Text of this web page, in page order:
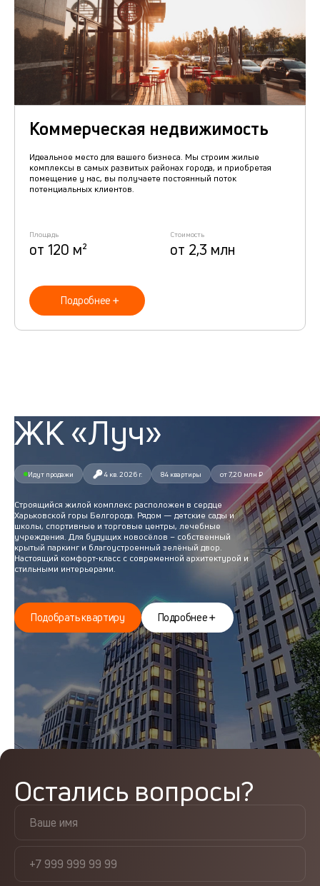
Коммерческая недвижимость
Идеальное место для вашего бизнеса. Мы строим жилые
комплексы в самых развитых районах города, и приобретая
помещение у нас, вы получаете постоянный поток
потенциальных клиентов.
Площадь
от 120 м²
Стоимость
от 2,3 млн
Подробнее
Идут продажи 4 кв. 2026 г. 84 квартиры от 7,20 млн ₽
ЖК «Луч»
Строящийся жилой комплекс расположен в сердце
Харьковской горы Белгорода. Рядом — детские сады и
школы, спортивные и торговые центры, лечебные
учреждения. Для будущих новосёлов – собственный
крытый паркинг и благоустроенный зелёный двор.
Настоящий комфорт-класс с современной архитектурой и
стильными интерьерами.
Подобрать квартиру Подробнее
Остались вопросы?